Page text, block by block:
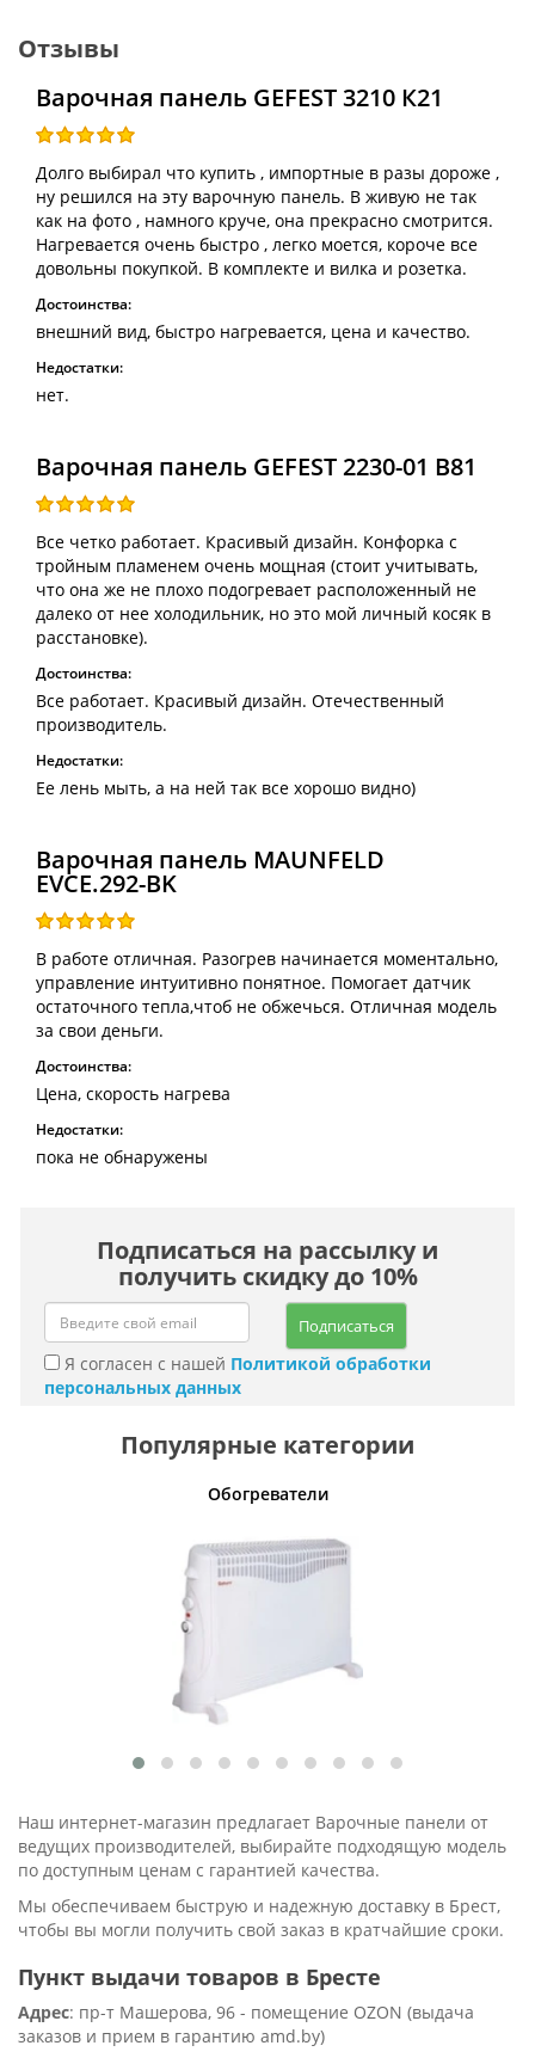
Отзывы
Варочная панель GEFEST 3210 К21
Долго выбирал что купить , импортные в разы дороже ,
ну решился на эту варочную панель. В живую не так
как на фото , намного круче, она прекрасно смотрится.
Нагревается очень быстро , легко моется, короче все
довольны покупкой. В комплекте и вилка и розетка.
Достоинства:
внешний вид, быстро нагревается, цена и качество.
Недостатки:
нет.
Варочная панель GEFEST 2230-01 В81
Все четко работает. Красивый дизайн. Конфорка с
тройным пламенем очень мощная (стоит учитывать,
что она же не плохо подогревает расположенный не
далеко от нее холодильник, но это мой личный косяк в
расстановке).
Достоинства:
Все работает. Красивый дизайн. Отечественный
производитель.
Недостатки:
Ее лень мыть, а на ней так все хорошо видно)
Варочная панель MAUNFELD
EVCE.292-BK
В работе отличная. Разогрев начинается моментально,
управление интуитивно понятное. Помогает датчик
остаточного тепла,чтоб не обжечься. Отличная модель
за свои деньги.
Достоинства:
Цена, скорость нагрева
Недостатки:
пока не обнаружены
Подписаться на рассылку и
получить скидку до 10%
Подписаться
Я согласен с нашей Политикой обработки
персональных данных
Популярные категории
Обогреватели
Наш интернет-магазин предлагает Варочные панели от
ведущих производителей, выбирайте подходящую модель
по доступным ценам с гарантией качества.
Мы обеспечиваем быструю и надежную доставку в Брест,
чтобы вы могли получить свой заказ в кратчайшие сроки.
Пункт выдачи товаров в Бресте
Адрес: пр-т Машерова, 96 - помещение OZON (выдача
заказов и прием в гарантию amd.by)